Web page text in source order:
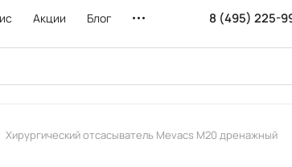
Акции Блог 8 (495) 225-
Хирургический отсасыватель Mevacs M20 дренажный